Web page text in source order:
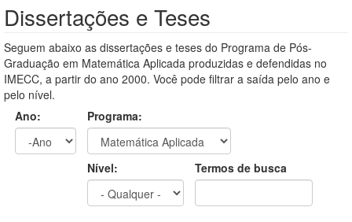
Dissertações e Teses
Seguem abaixo as dissertações e teses do Programa de Pós-
Graduação em Matemática Aplicada produzidas e defendidas no
IMECC, a partir do ano 2000. Você pode filtrar a saída pelo ano e
pelo nível.
Ano:
Programa:
Nível: Termos de busca